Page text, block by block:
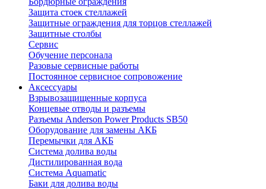
Защита стоек стеллажей
Защитные ограждения для торцов стеллажей
Защитные столбы
Сервис
Обучение персонала
Разовые сервисные работы
Постоянное сервисное сопровожение
Аксессуары
Взрывозащищенные корпуса
Концевые отводы и разъемы
Разъемы Anderson Power Products SB50
Оборудование для замены АКБ
Перемычки для АКБ
Система долива воды
Дистилированная вода
Система Aquamatic
Баки для долива воды